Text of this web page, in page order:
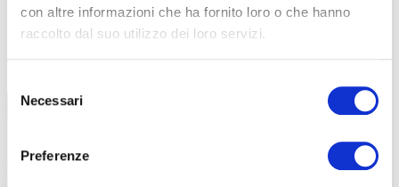
con altre informazioni che ha fornito loro o che hanno
raccolto dal suo utilizzo dei loro servizi.
delNecessari
Preferenze
TUTTE LE CATEGORIE DEL MAGAZINE